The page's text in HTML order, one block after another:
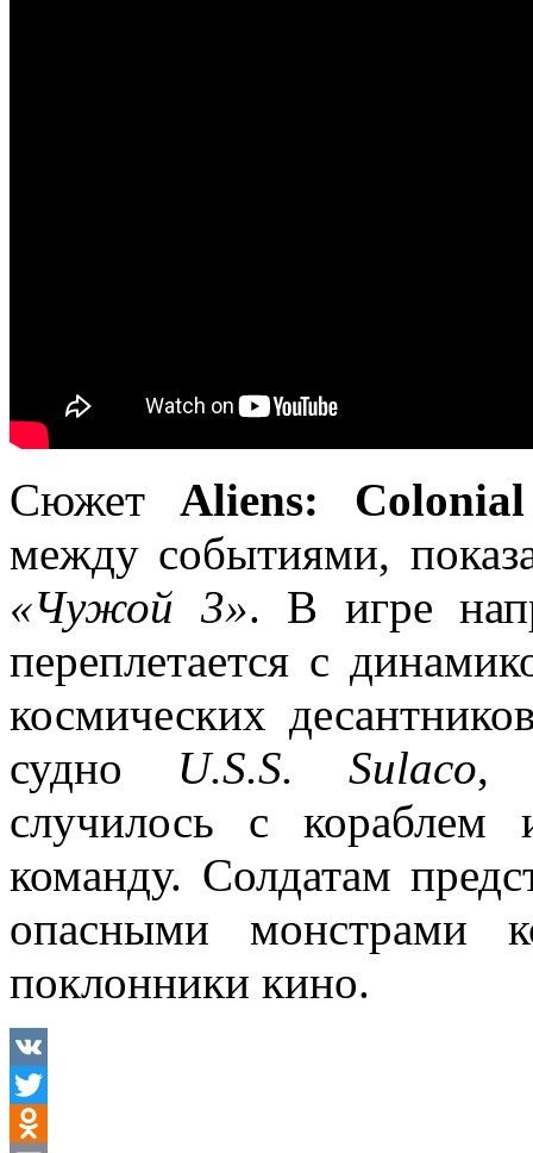
СюжетAliens:
между событиями,
«Чужой 3». В игре
переплетается с
космических
судно U.S.S. Sulaco,
случилось с кораблем
команду. Солдатам
опасными монстрами
поклонники кино.
VK
Twitter